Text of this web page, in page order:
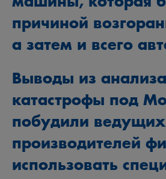
причиной
а затем и всего
Выводы из анализа
катастрофы под
побудили ведущих
производителей
использовать